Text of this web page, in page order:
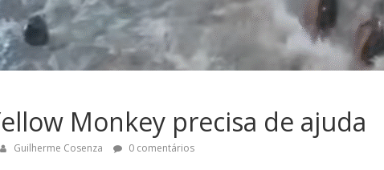
Monkey precisa de ajuda
Guilherme Cosenza 0 comentários